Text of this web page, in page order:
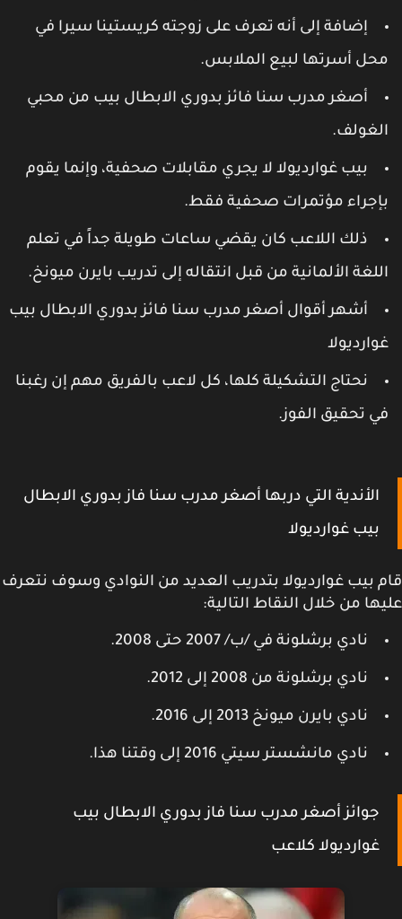
إضافة إلى أنه تعرف على زوجته كريستينا سيرا في
أسرتها لبيع الملابس.
أصغر مدرب سنا فائز بدوري الابطال بيب من محبي
بيب غوارديولا لا يجري مقابلات صحفية، وإنما يقوم
مؤتمرات صحفية فقط.
ذلك اللاعب كان يقضي ساعات طويلة جداً في تعلم
الألمانية من قبل انتقاله إلى تدريب بايرن ميونخ.
أشهر أقوال أصغر مدرب سنا فائز بدوري الابطال بيب
نحتاج التشكيلة كلها، كل لاعب بالفريق مهم إن رغبنا
تحقيق الفوز.
الأندية التي دربها أصغر مدرب سنا فاز بدوري الابطال
بيب غوارديولا
بيب غوارديولا بتدريب العديد من النوادي وسوف نتعرف
من خلال النقاط التالية:
نادي برشلونة في /ب/ 2007 حتى 2008.
نادي برشلونة من 2008 إلى 2012.
نادي بايرن ميونخ 2013 إلى 2016.
نادي مانشستر سيتي 2016 إلى وقتنا هذا.
جوائز أصغر مدرب سنا فاز بدوري الابطال بيب
غوارديولا كلاعب